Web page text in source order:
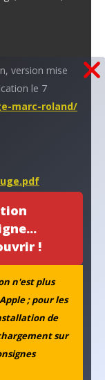
!
n'est plus
; pour les
de
sur
version mise
le 7
marc-roland/